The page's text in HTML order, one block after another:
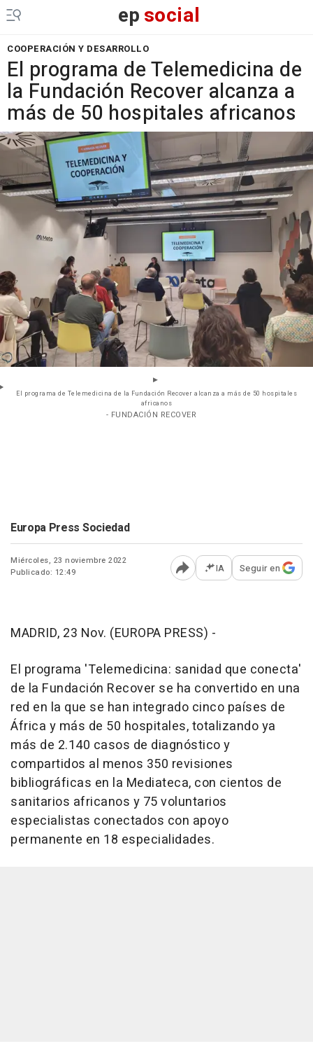
epsocial
COOPERACIÓN Y DESARROLLO
El programa de Telemedicina de
la Fundación Recover alcanza a
más de 50 hospitales africanos
El programa de Telemedicina de la Fundación Recover alcanza a más de 50 hospitales
africanos
- FUNDACIÓN RECOVER
Europa Press Sociedad
Miércoles, 23 noviembre 2022
Publicado: 12:49
Abrir opciones para
IA Seguir en
MADRID, 23 Nov. (EUROPA PRESS) -
El programa 'Telemedicina: sanidad que conecta'
de la Fundación Recover se ha convertido en una
red en la que se han integrado cinco países de
África y más de 50 hospitales, totalizando ya
más de 2.140 casos de diagnóstico y
compartidos al menos 350 revisiones
bibliográficas en la Mediateca, con cientos de
sanitarios africanos y 75 voluntarios
especialistas conectados con apoyo
permanente en 18 especialidades.